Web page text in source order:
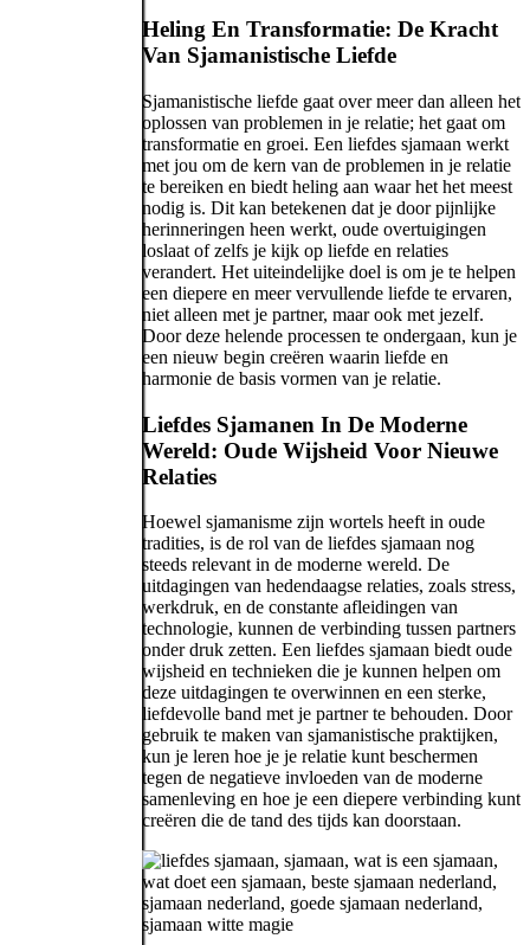
Heling En Transformatie: De Kracht
Van Sjamanistische Liefde
Sjamanistische liefde gaat over meer dan alleen het
oplossen van problemen in je relatie; het gaat om
transformatie en groei. Een liefdes sjamaan werkt
met jou om de kern van de problemen in je relatie
te bereiken en biedt heling aan waar het het meest
nodig is. Dit kan betekenen dat je door pijnlijke
herinneringen heen werkt, oude overtuigingen
loslaat of zelfs je kijk op liefde en relaties
verandert. Het uiteindelijke doel is om je te helpen
een diepere en meer vervullende liefde te ervaren,
niet alleen met je partner, maar ook met jezelf.
Door deze helende processen te ondergaan, kun je
een nieuw begin creëren waarin liefde en
harmonie de basis vormen van je relatie.
Liefdes Sjamanen In De Moderne
Wereld: Oude Wijsheid Voor Nieuwe
Relaties
Hoewel sjamanisme zijn wortels heeft in oude
tradities, is de rol van de liefdes sjamaan nog
steeds relevant in de moderne wereld. De
uitdagingen van hedendaagse relaties, zoals stress,
werkdruk, en de constante afleidingen van
technologie, kunnen de verbinding tussen partners
onder druk zetten. Een liefdes sjamaan biedt oude
wijsheid en technieken die je kunnen helpen om
deze uitdagingen te overwinnen en een sterke,
liefdevolle band met je partner te behouden. Door
gebruik te maken van sjamanistische praktijken,
kun je leren hoe je je relatie kunt beschermen
tegen de negatieve invloeden van de moderne
samenleving en hoe je een diepere verbinding kunt
creëren die de tand des tijds kan doorstaan.